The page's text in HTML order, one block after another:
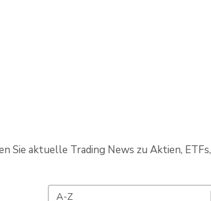
Sie aktuelle Trading News zu Aktien, ETFs,
Sortierung
Sort content